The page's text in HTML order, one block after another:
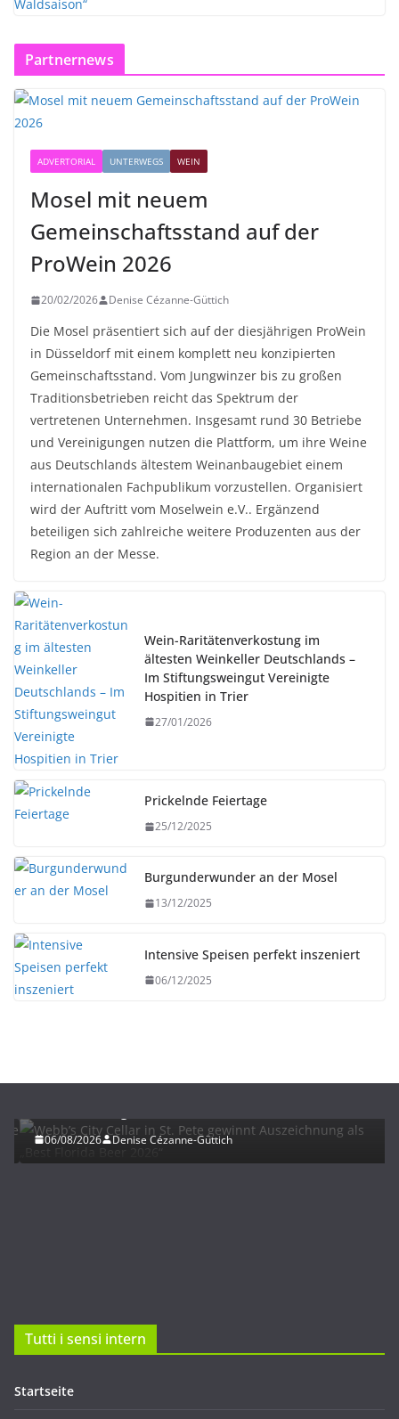
Partnernews
ADVERTORIAL UNTERWEGS WEIN
Mosel mit neuem
Gemeinschaftsstand auf der
ProWein 2026
20/02/2026 Denise Cézanne-Güttich
Die Mosel präsentiert sich auf der diesjährigen ProWein
in Düsseldorf mit einem komplett neu konzipierten
Gemeinschaftsstand. Vom Jungwinzer bis zu großen
Traditionsbetrieben reicht das Spektrum der
vertretenen Unternehmen. Insgesamt rund 30 Betriebe
und Vereinigungen nutzen die Plattform, um ihre Weine
aus Deutschlands ältestem Weinanbaugebiet einem
internationalen Fachpublikum vorzustellen. Organisiert
wird der Auftritt vom Moselwein e.V.. Ergänzend
beteiligen sich zahlreiche weitere Produzenten aus der
Region an der Messe.
Wein-Raritätenverkostung im
ältesten Weinkeller Deutschlands –
Im Stiftungsweingut Vereinigte
Hospitien in Trier
27/01/2026
Prickelnde Feiertage
25/12/2025
Burgunderwunder an der Mosel
13/12/2025
Intensive Speisen perfekt inszeniert
06/12/2025
06/08/2026 Denise Cézanne-Güttich
Tutti i sensi intern
Startseite